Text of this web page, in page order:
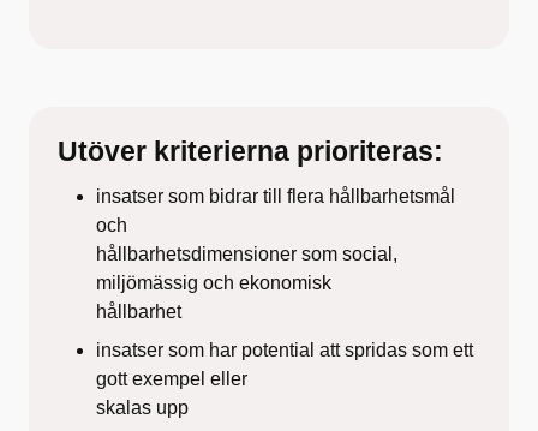
Utöver kriterierna prioriteras:
insatser som bidrar till flera hållbarhetsmål
och
hållbarhetsdimensioner som social,
miljömässig och ekonomisk
hållbarhet
insatser som har potential att spridas som ett
gott exempel eller
skalas upp